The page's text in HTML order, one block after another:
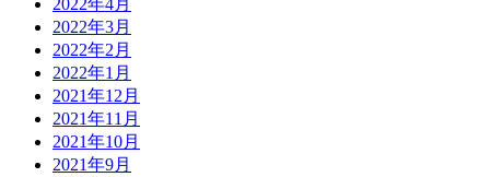
2022年4月
2022年3月
2022年2月
2022年1月
2021年12月
2021年11月
2021年10月
2021年9月